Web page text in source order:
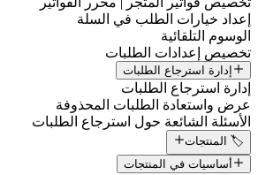
إعداد خيارات الطلب في السلة
الوسوم التلقائية
تخصيص إعدادات الطلبات
إدارة استرجاع الطلبات
إدارة استرجاع الطلبات
عرض واستعادة الطلبات المحذوفة
الأسئلة الشائعة حول استرجاع الطلبات
🏷️ المنتجات
أساسيات في المنتجات